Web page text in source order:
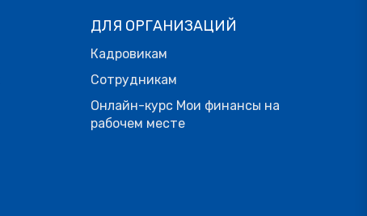
ДЛЯ ОРГАНИЗАЦИЙ
Кадровикам
Сотрудникам
Онлайн-курс Мои финансы на
рабочем месте